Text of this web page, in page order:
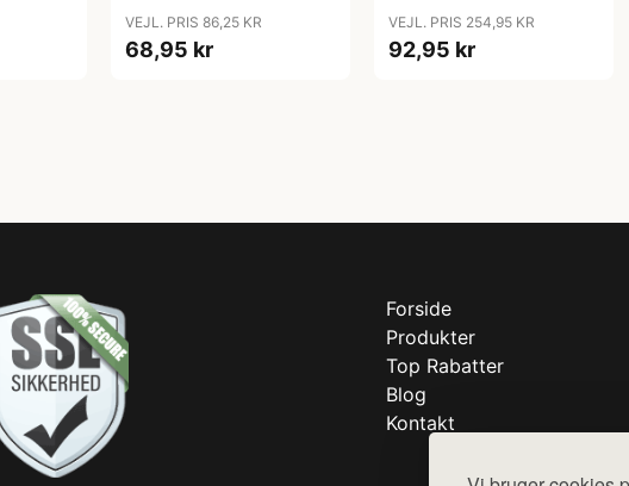
VEJL. PRIS 86,25 KR
68,95 kr
VEJL. PRIS 254,95 KR
92,95 kr
Forside
Produkter
Top Rabatter
Blog
Kontakt